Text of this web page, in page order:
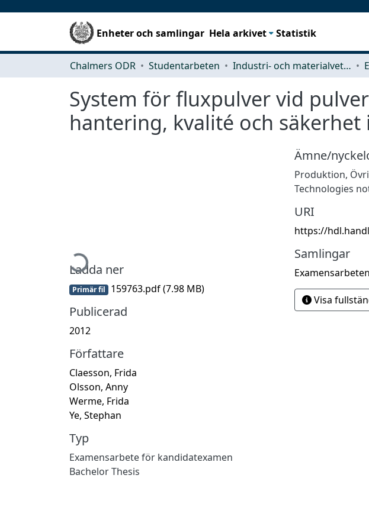
Enheter och samlingar Hela arkivet Statistik
Chalmers ODR Studentarbeten Industri- och materialvetenskap (IMS)
System för fluxpulver vid
hantering, kvalité och säkerhet
Hämtar...
Ladda ner
Primär fil 159763.pdf(7.98 MB)
Publicerad
2012
Författare
Claesson, Frida
Olsson, Anny
Werme, Frida
Ye, Stephan
Typ
Examensarbete för kandidatexamen
Bachelor Thesis
Ämne/
Produktion,
Technologies
URI
https://
Samlingar
Visa